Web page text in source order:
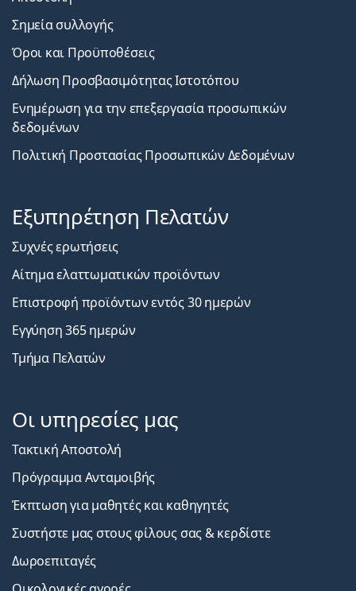
Σημεία συλλογής
Όροι και Προϋποθέσεις
Δήλωση Προσβασιμότητας Ιστοτόπου
Ενημέρωση για την επεξεργασία προσωπικών
δεδομένων
Πολιτική Προστασίας Προσωπικών Δεδομένων
Εξυπηρέτηση Πελατών
Συχνές ερωτήσεις
Αίτημα ελαττωματικών προϊόντων
Επιστροφή προϊόντων εντός 30 ημερών
Εγγύηση 365 ημερών
Τμήμα Πελατών
Οι υπηρεσίες μας
Τακτική Αποστολή
Πρόγραμμα Ανταμοιβής
Έκπτωση για μαθητές και καθηγητές
Συστήστε μας στους φίλους σας & κερδίστε
Δωροεπιταγές